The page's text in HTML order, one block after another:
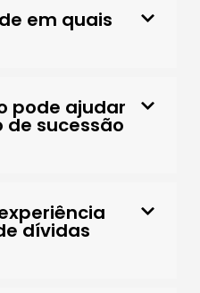
em quais
pode ajudar
sucessão
dívidas